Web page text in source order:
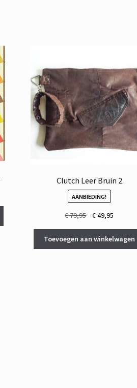
Clutch Leer Bruin 2
AANBIEDING!
€79,95
Oorspronkelijke
was:
€ 79,95.
€49,95
is:
€ 49,95.
Toevoegen aan winkelwagen